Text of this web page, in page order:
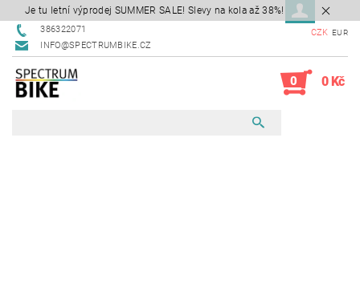
Je tu letní výprodej SUMMER SALE! Slevy na kola až 38%!
386322071
INFO@SPECTRUMBIKE.CZ
CZK EUR
0 0 Kč